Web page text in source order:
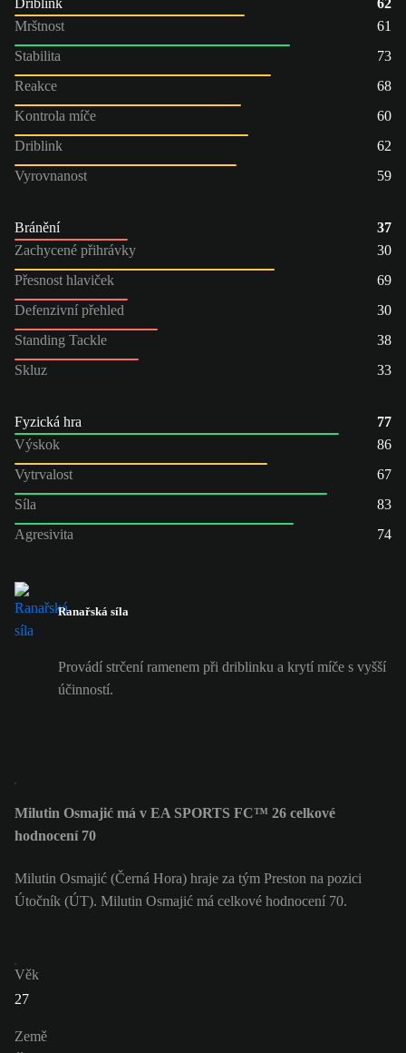
Mrštnost
61
Stabilita
73
Reakce
68
Kontrola míče
60
Driblink
62
Vyrovnanost
59
Bránění
37
Zachycené přihrávky
30
Přesnost hlaviček
69
Defenzivní přehled
30
Standing Tackle
38
Skluz
33
Fyzická hra
77
Výskok
86
Vytrvalost
67
Síla
83
Agresivita
74
Ranařská síla
Provádí strčení ramenem při driblinku a krytí míče s vyšší
účinností.
Milutin Osmajić má v EA SPORTS FC™ 26 celkové
hodnocení 70
Milutin Osmajić (Černá Hora) hraje za tým Preston na pozici
Útočník (ÚT). Milutin Osmajić má celkové hodnocení 70.
Věk
27
Země